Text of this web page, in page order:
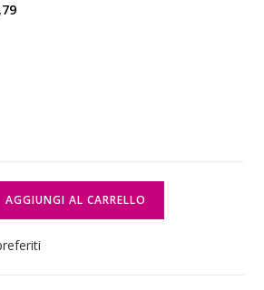
AGGIUNGI AL CARRELLO